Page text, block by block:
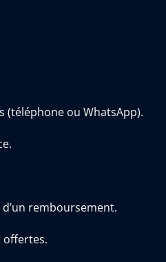
(téléphone ou WhatsApp).
remboursement.
offertes.